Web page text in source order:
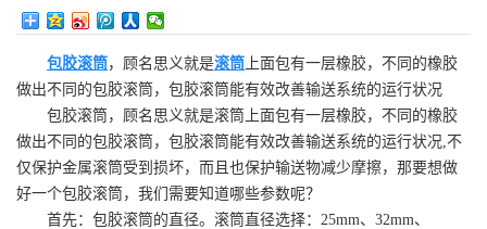
包胶滚筒，顾名思义就是滚筒 上面包有一层橡胶，不同的橡胶
做出不同的包胶滚筒，包胶滚筒能有效改善输送系统的运行状况
包胶滚筒，顾名思义就是滚筒上面包有一层橡胶，不同的橡胶
做出不同的包胶滚筒，包胶滚筒能有效改善输送系统的运行状况,不
仅保护金属滚筒受到损坏，而且也保护输送物减少摩擦，那要想做
好一个包胶滚筒，我们需要知道哪些参数呢？
首先：包胶滚筒的直径。滚筒直径选择：25mm、32mm、